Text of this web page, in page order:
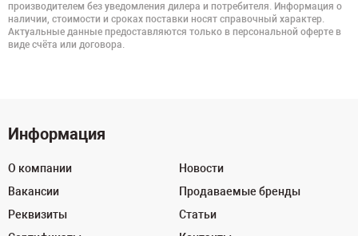
производителем без уведомления дилера и потребителя. Информация о
наличии, стоимости и сроках поставки носят справочный характер.
Актуальные данные предоставляются только в персональной оферте в
виде счёта или договора.
Информация
О компании
Вакансии
Реквизиты
Новости
Продаваемые бренды
Статьи